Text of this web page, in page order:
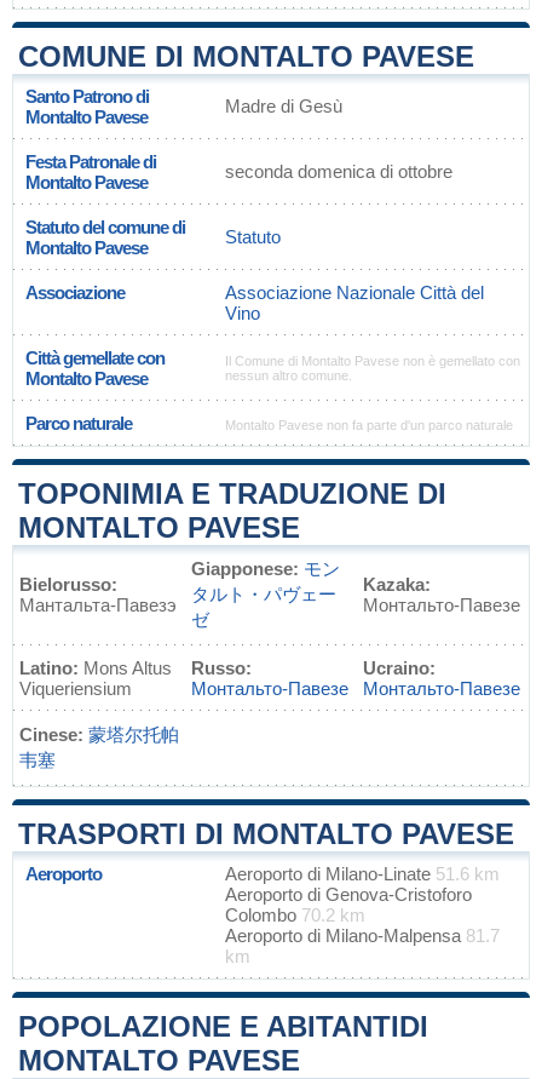
COMUNE DI MONTALTO PAVESE
Santo Patrono di
Montalto Pavese
Madre di Gesù
Festa Patronale di
Montalto Pavese
seconda domenica di ottobre
Statuto del comune di
Montalto Pavese
Statuto
Associazione
Associazione Nazionale Città del
Vino
Città gemellate con
Montalto Pavese
Il Comune di Montalto Pavese non è gemellato con
nessun altro comune.
Parco naturale Montalto Pavese non fa parte d'un parco naturale
TOPONIMIA E TRADUZIONE DI
MONTALTO PAVESE
Bielorusso:
Мантальта-Павезэ
Giapponese: モン
タルト・パヴェー
ゼ
Kazaka:
Монтальто-Павезе
Latino: Mons Altus
Viqueriensium
Russo:
Монтальто-Павезе
Ucraino:
Монтальто-Павезе
Cinese: 蒙塔尔托帕
韦塞
TRASPORTI DI MONTALTO PAVESE
Aeroporto Aeroporto di Milano-Linate 51.6 km
Aeroporto di Genova-Cristoforo
Colombo 70.2 km
Aeroporto di Milano-Malpensa 81.7
km
POPOLAZIONE E ABITANTIDI
MONTALTO PAVESE